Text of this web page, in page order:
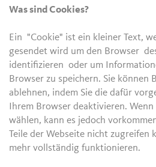
Was sind Cookies?
Ein "Cookie" ist ein kleiner Text,
gesendet wird um den Browser
identifizieren oder um
Browser zu speichern. Sie können
ablehnen, indem Sie die dafür
Ihrem Browser deaktivieren.
wählen, kann es jedoch
Teile der Webseite nicht zugreifen
mehr vollständig funktionieren.